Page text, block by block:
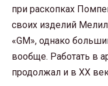
при раскопках
своих изделий
«GM», однако
вообще. Работать в
продолжал и в XX